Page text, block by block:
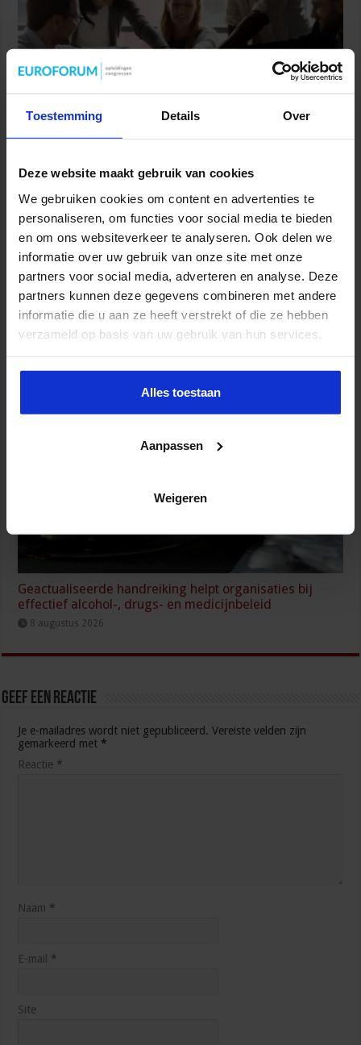
Toestemming Details Over
Deze website maakt gebruik van cookies
We gebruiken cookies om content en advertenties te
personaliseren, om functies voor social media te bieden
en om ons websiteverkeer te analyseren. Ook delen we
informatie over uw gebruik van onze site met onze
partners voor social media, adverteren en analyse. Deze
partners kunnen deze gegevens combineren met andere
informatie die u aan ze heeft verstrekt of die ze hebben
verzameld op basis van uw gebruik van hun services.
Alles toestaan
Aanpassen
Weigeren
autoriteiten in 2025
Geactualiseerde handreiking helpt organisaties bij
effectief alcohol-, drugs- en medicijnbeleid
8 augustus 2026
Geef een reactie
Je e-mailadres wordt niet gepubliceerd. Vereiste velden zijn
gemarkeerd met *
Reactie *
Naam *
E-mail *
Site